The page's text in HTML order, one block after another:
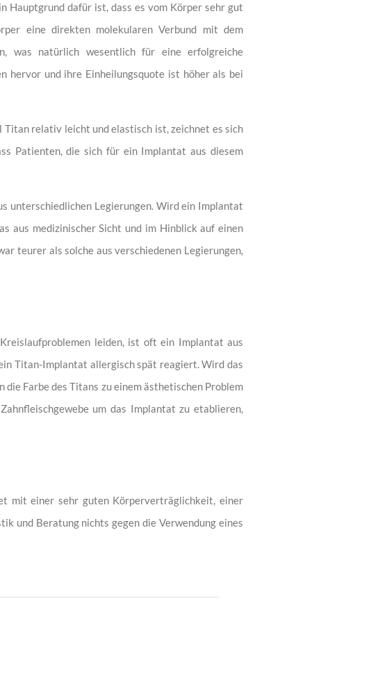
dafür ist, dass es vom Körper sehr gut
eine direkten molekularen Verbund mit dem
was natürlich wesentlich für eine erfolgreiche
hervor und ihre Einheilungsquote ist höher als bei
relativ leicht und elastisch ist, zeichnet es sich
Patienten, die sich für ein Implantat aus diesem
unterschiedlichen Legierungen. Wird ein Implantat
aus medizinischer Sicht und im Hinblick auf einen
teurer als solche aus verschiedenen Legierungen,
leiden, ist oft ein Implantat aus
Titan-Implantat allergisch spät reagiert. Wird das
Farbe des Titans zu einem ästhetischen Problem
um das Implantat zu etablieren,
mit einer sehr guten Körperverträglichkeit, einer
und Beratung nichts gegen die Verwendung eines